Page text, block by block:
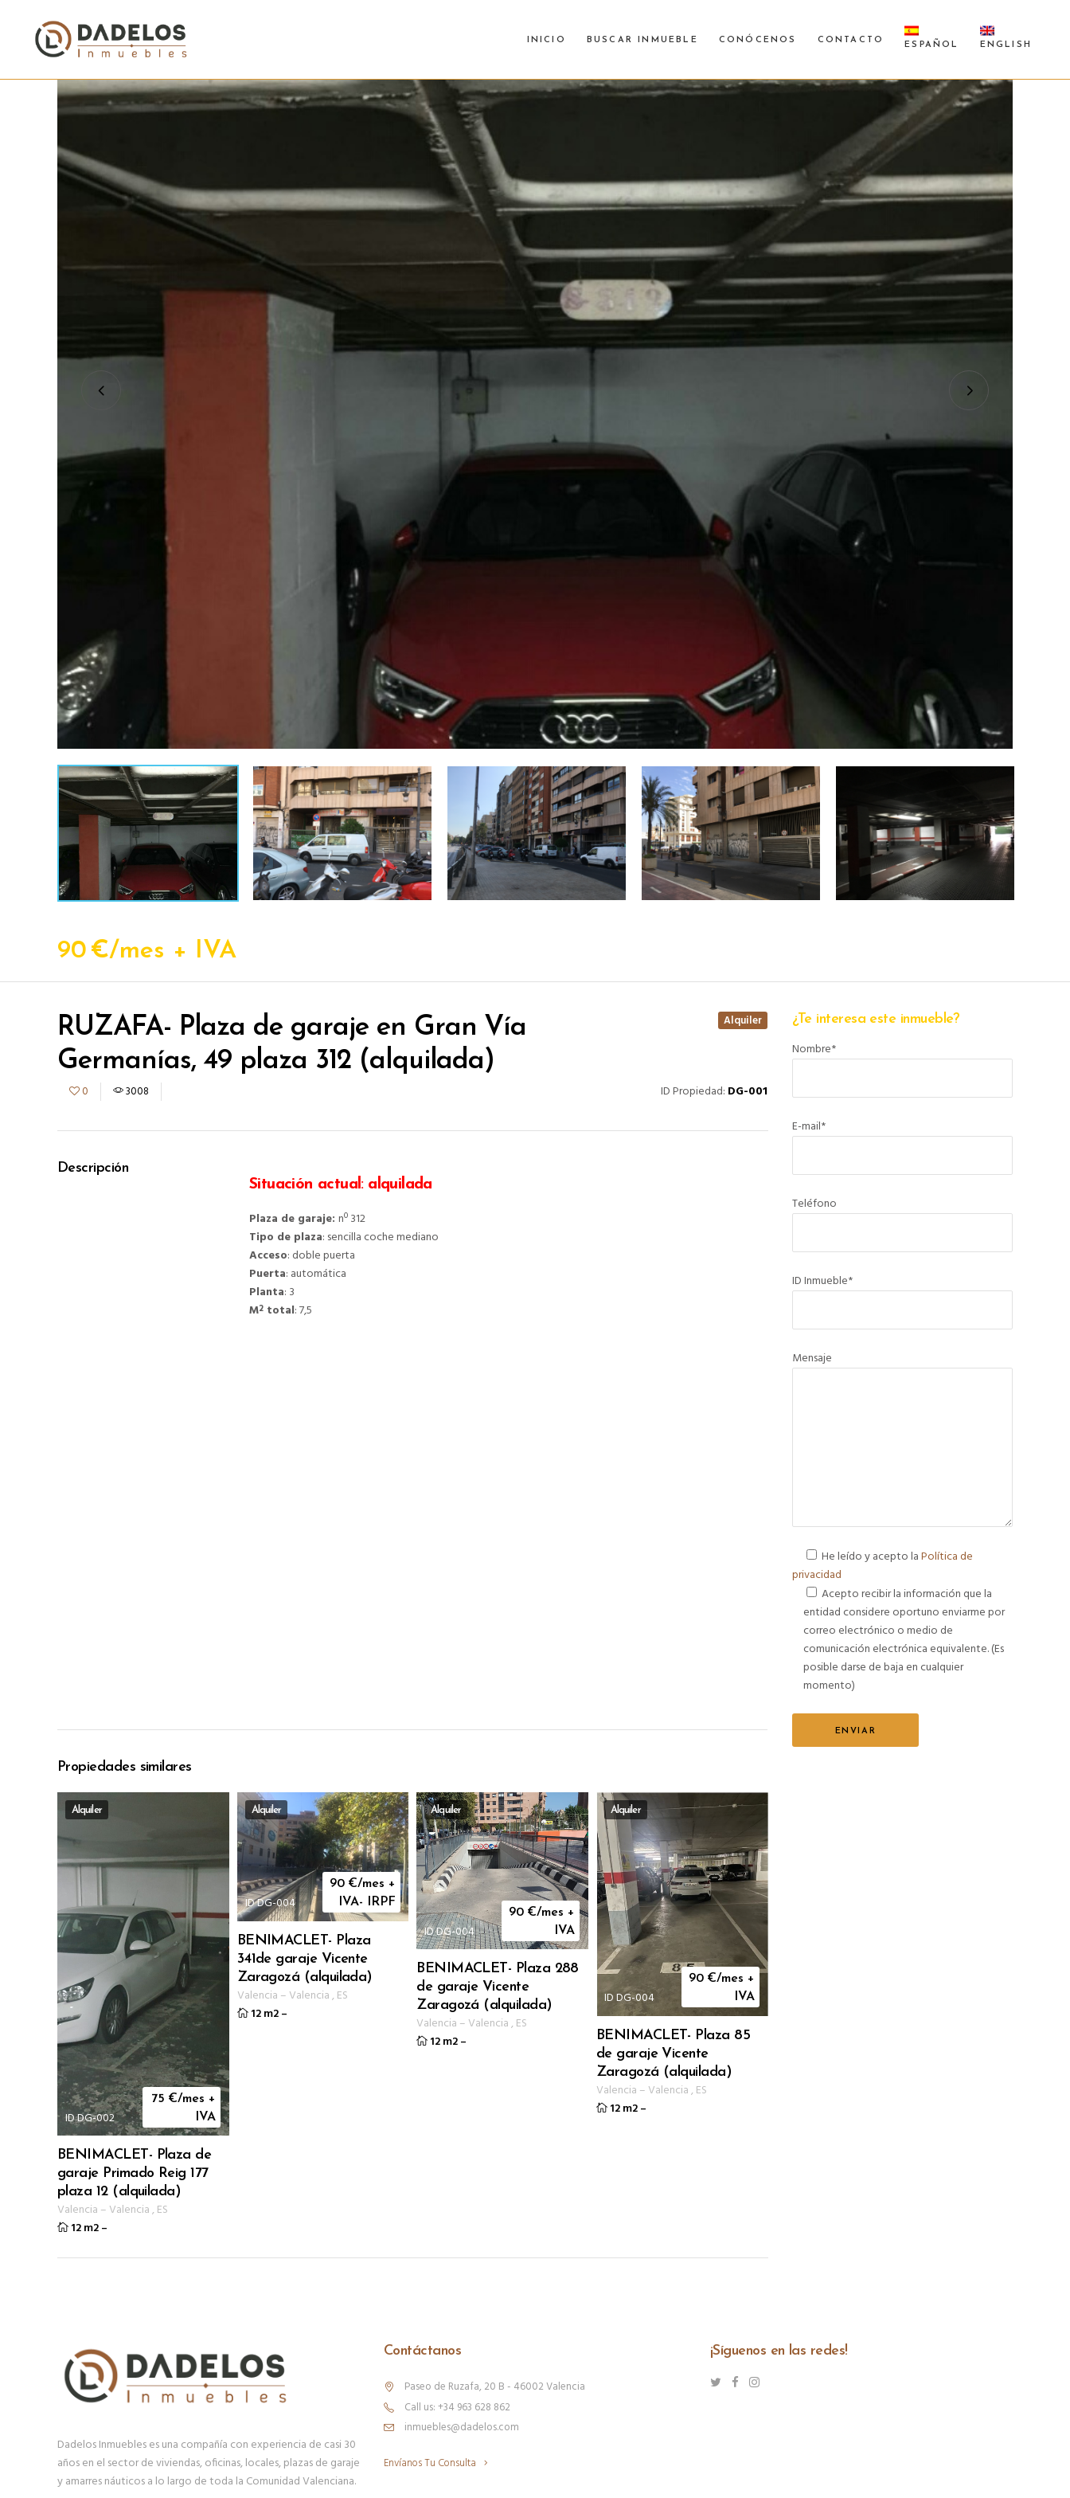
INICIO BUSCAR INMUEBLE CONÓCENOS CONTACTO
ESPAÑOL ENGLISH
90 €/mes + IVA
RUZAFA- Plaza de garaje en Gran Vía
Germanías, 49 plaza 312 (alquilada)
Alquiler
0 3008 ID Propiedad: DG-001
Descripción
Situación actual: alquilada
Plaza de garaje: nº 312
Tipo de plaza: sencilla coche mediano
Acceso: doble puerta
Puerta: automática
Planta: 3
M2 total: 7,5
Propiedades similares
Alquiler
ID DG-002
75 €/mes +
IVA
BENIMACLET- Plaza de
garaje Primado Reig 177
plaza 12 (alquilada)
Valencia – Valencia, ES
12 m2–
Alquiler
ID DG-004
90 €/mes +
IVA- IRPF
BENIMACLET- Plaza
341de garaje Vicente
Zaragozá (alquilada)
Valencia – Valencia, ES
12 m2–
Alquiler
ID DG-004
90 €/mes +
IVA
BENIMACLET- Plaza 288
de garaje Vicente
Zaragozá (alquilada)
Valencia – Valencia, ES
12 m2–
Alquiler
ID DG-004
90 €/mes +
IVA
BENIMACLET- Plaza 85
de garaje Vicente
Zaragozá (alquilada)
Valencia – Valencia, ES
12 m2–
¿Te interesa este inmueble?
Nombre*
E-mail*
Teléfono
ID Inmueble*
Mensaje
He leído y acepto laPolítica de
privacidad
Acepto recibir la información que la
entidad considere oportuno enviarme por
correo electrónico o medio de
comunicación electrónica equivalente. (Es
posible darse de baja en cualquier
momento)
Dadelos Inmuebles es una compañía con experiencia de casi 30
años en el sector de viviendas, oficinas, locales, plazas de garaje
y amarres náuticos a lo largo de toda la Comunidad Valenciana.
Contáctanos
Paseo de Ruzafa, 20 B - 46002 Valencia
Call us: +34 963 628 862
inmuebles@dadelos.com
Envíanos Tu Consulta
¡Síguenos en las redes!